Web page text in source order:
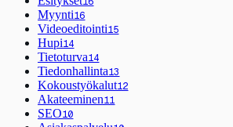
Myynti16
Videoeditointi15
Hupi14
Tietoturva14
Tiedonhallinta13
Kokoustyökalut12
Akateeminen11
SEO10